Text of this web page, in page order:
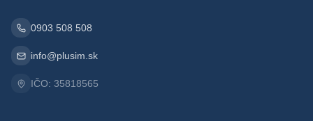
0903 508 508
info@plusim.sk
IČO: 35818565